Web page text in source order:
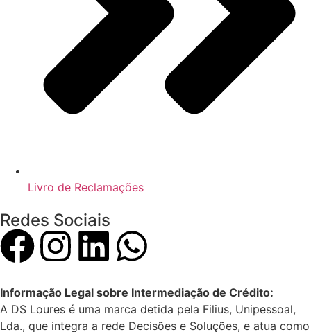
Livro de Reclamações
Redes Sociais
Informação Legal sobre Intermediação de Crédito:
A DS Loures é uma marca detida pela Filius, Unipessoal,
Lda., que integra a rede Decisões e Soluções, e atua como